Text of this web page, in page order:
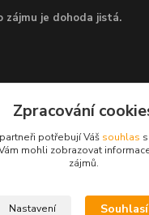
zájmu je dohoda jistá.
939
Zpracování
potřebují Váš souhlas
mohli zobrazovat
zájmů.
Nastavení